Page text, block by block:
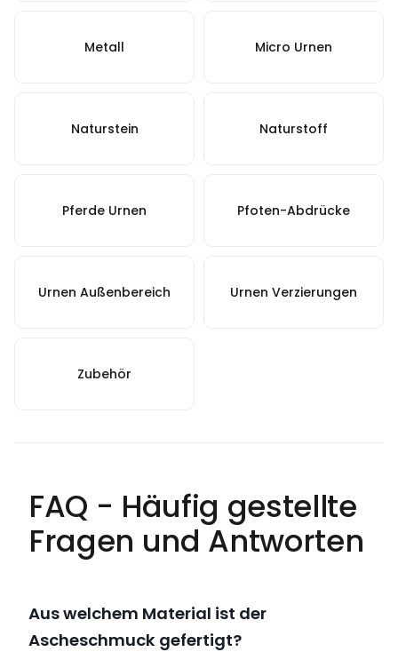
Metall Micro Urnen
Naturstein Naturstoff
Pferde Urnen Pfoten-Abdrücke
Urnen Außenbereich Urnen Verzierungen
Zubehör
FAQ - Häufig gestellte
Fragen und Antworten
Aus welchem Material ist der
Ascheschmuck gefertigt?